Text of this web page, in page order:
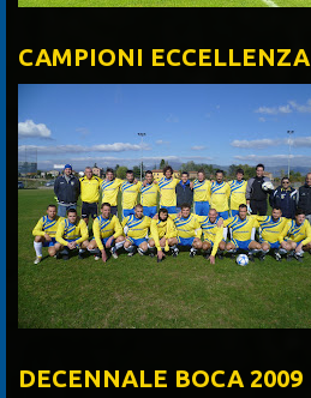
CAMPIONI
DECENNALE BOCA 2009